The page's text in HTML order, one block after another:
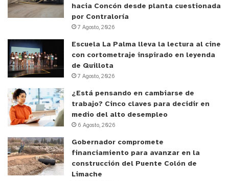
y tú, ¿qué opinas?
hacia Concón desde planta cuestionada
por Contraloría
7 Agosto, 2026
Escuela La Palma lleva la lectura al cine
con cortometraje inspirado en leyenda
de Quillota
7 Agosto, 2026
¿Está pensando en cambiarse de
trabajo? Cinco claves para decidir en
medio del alto desempleo
6 Agosto, 2026
Gobernador compromete
financiamiento para avanzar en la
construcción del Puente Colón de
Limache